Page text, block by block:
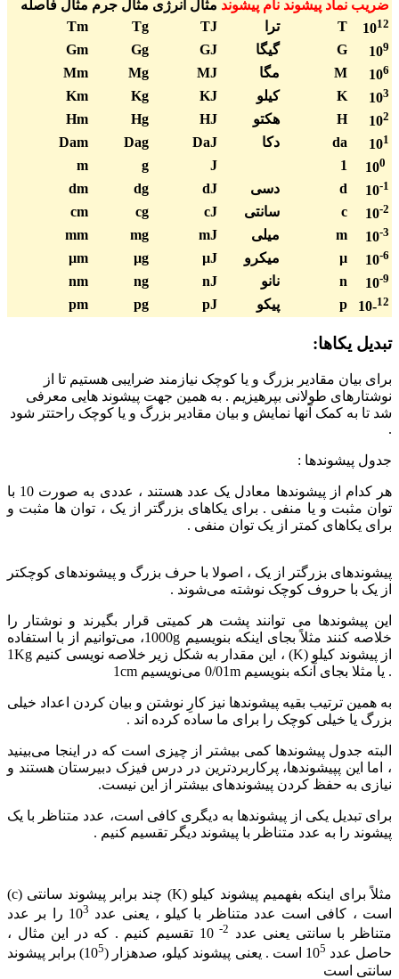
ضریب نماد پیشوند نام پیشوند مثال انرژی مثال جرم مثال فاصله
1012
T ترا TJ
Tg
Tm
109
G گیگا GJ
Gg
Gm
106
M مگا MJ
Mg
Mm
103
K کیلو KJ
Kg
Km
102
H هکتو HJ
Hg
Hm
101
da دکا DaJ
Dag
Dam
0
1
J
g
m
10-1
d دسی dJ
dg
dm
10-2
c سانتی cJ
cg
cm
10-3
m میلی mJ
mg
mm
10-6
µ میکرو µJ
µg
µm
10-9
n نانو nJ
ng
nm
10-12
p پیکو pJ
pg
pm
تبدیل یکاها:
برای بیان مقادیر بزرگ و یا کوچک نیازمند ضرایبی هستیم تا از
نوشتارهای طولانی بپرهیزیم . به همین جهت پیشوند هایی معرفی
شد تا به کمک آنها نمایش و بیان مقادیر بزرگ و یا کوچک راحت­تر شود
.
جدول پیشوندها :
هر کدام از پیشوندها معادل یک عدد هستند ، عددی به صورت 10 با
توان مثبت و یا منفی . برای یکاهای بزرگتر از یک ، توان ها مثبت و
برای یکاهای کمتر از یک توان منفی .
پیشوندهای بزرگتر از یک ، اصولا با حرف بزرگ و پیشوندهای کوچکتر
از یک با حروف کوچک نوشته می‌شوند .
این پیشوندها می توانند پشت هر کمیتی قرار بگیرند و نوشتار را
خلاصه کنند مثلاً بجای اینکه بنویسیم 1000g، می‌توانیم از با استفاده
از پیشوند کیلو (K) ، این مقدار به شکل زیر خلاصه نویسی کنیم 1Kg
. یا مثلا بجای آنکه بنویسیم 0/01m می‌نویسیم 1cm
به همین ترتیب بقیه پیشوندها نیز کارِ نوشتن و بیان کردن اعداد خیلی
بزرگ یا خیلی کوچک را برای ما ساده کرده اند .
البته جدول پیشوندها کمی بیشتر از چیزی است که در اینجا می‌بینید
، اما این پپیشوندها، پرکاربردترین در درس فیزک دبیرستان هستند و
نیازی به حفظ کردن پیشوندهای بیشتر از این نیست.
برای تبدیل یکی از پیشوندها به دیگری کافی است، عدد متناظر با یک
پیشوند را به عدد متناظر با پیشوند دیگر تقسیم کنیم .
مثلاً برای اینکه بفهمیم پیشوند کیلو (K) چند برابر پیشوند سانتی (c)
است ، کافی است عدد متناظر با کیلو ، یعنی عدد 10 3
را بر عدد
متناظر با سانتی یعنی عدد 2-
10 تقسیم کنیم . که در این مثال ،
حاصل عدد 10 5 است . یعنی پیشوند کیلو، صدهزار (105
) برابر پیشوند
سانتی است